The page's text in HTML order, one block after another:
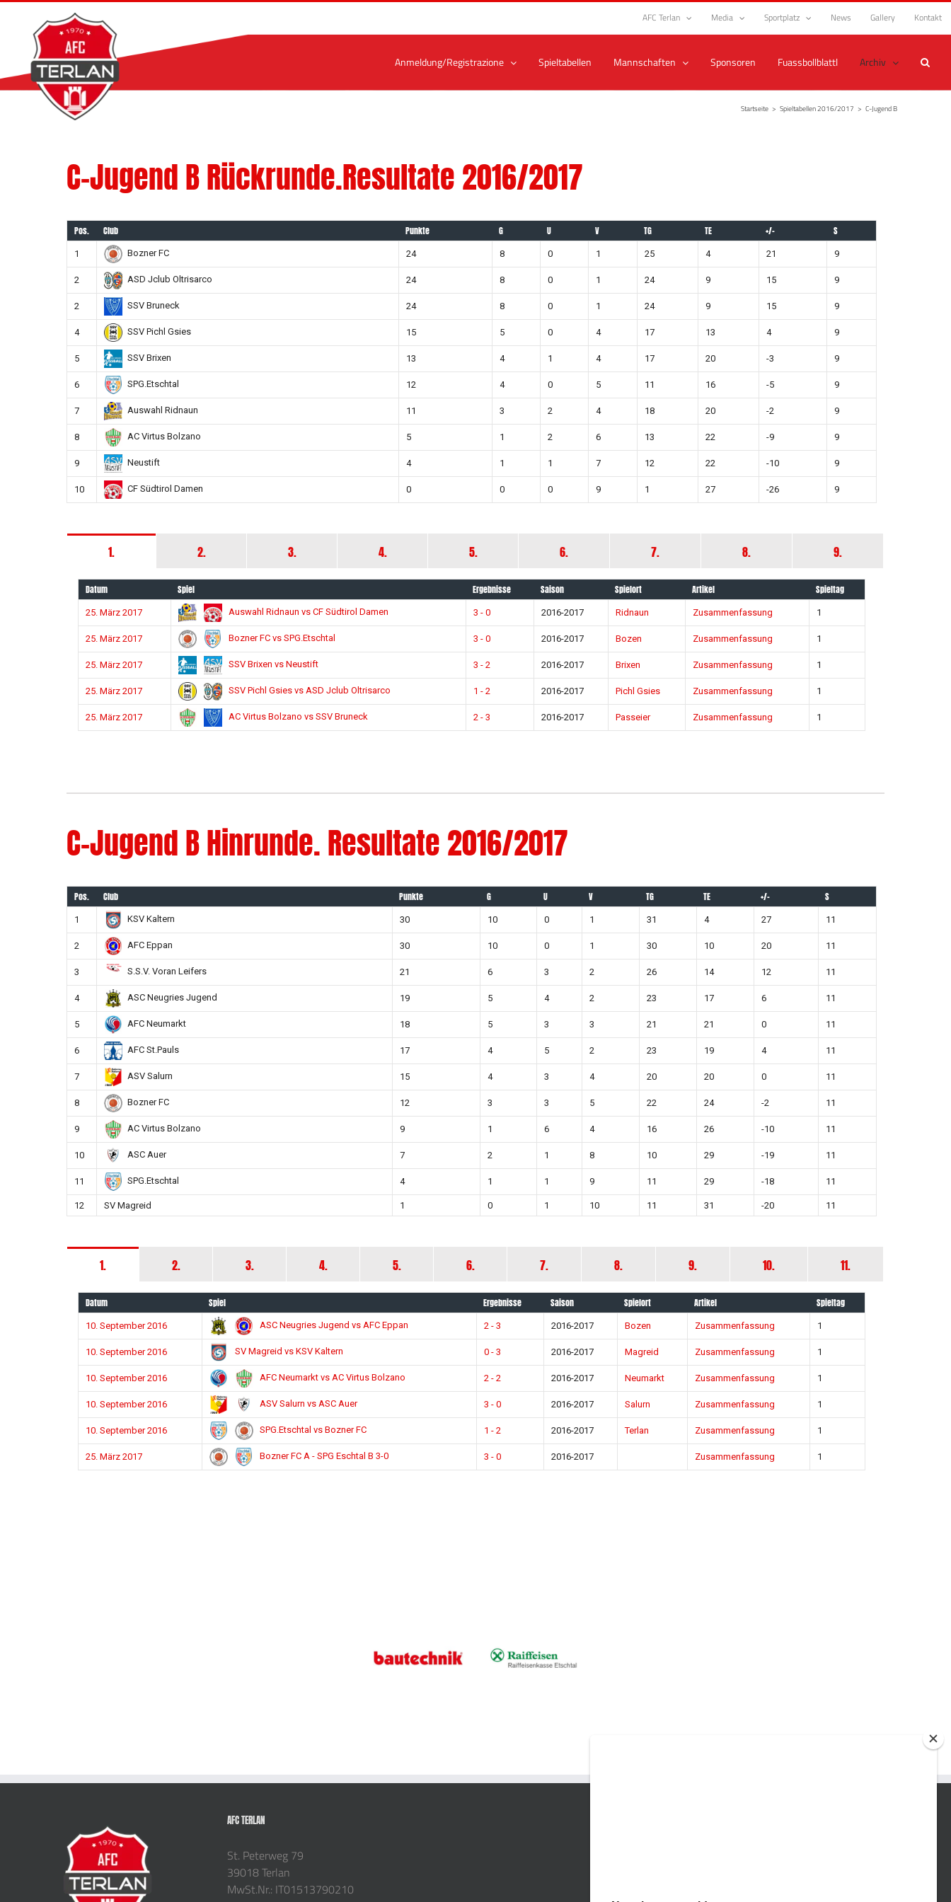
Zum
springen
AFC Terlan Media Sportplatz News Gallery Kontakt
Anmeldung/Registrazione Spieltabellen Mannschaften Sponsoren Fuassbollblattl Archiv
Startseite > Spieltabellen 2016/2017 > C-Jugend B
C-Jugend B Rückrunde.Resultate 2016/2017
Pos. Club Punkte G U V TG TE +/- S
1 Bozner FC 24 8 0 1 25 4 21 9
2 ASD Jclub Oltrisarco 24 8 0 1 24 9 15 9
2 SSV Bruneck 24 8 0 1 24 9 15 9
4 SSV Pichl Gsies 15 5 0 4 17 13 4 9
5 SSV Brixen 13 4 1 4 17 20 -3 9
6 SPG.Etschtal 12 4 0 5 11 16 -5 9
7 Auswahl Ridnaun 11 3 2 4 18 20 -2 9
8 AC Virtus Bolzano 5 1 2 6 13 22 -9 9
9 Neustift 4 1 1 7 12 22 -10 9
10 CF Südtirol Damen 0 0 0 9 1 27 -26 9
1. 2. 3. 4. 5. 6. 7. 8. 9.
Datum Spiel Ergebnisse Saison Spielort Artikel Spieltag
25. März 2017 Auswahl Ridnaun vs CF Südtirol Damen 3 - 0 2016-2017 Ridnaun Zusammenfassung 1
25. März 2017 Bozner FC vs SPG.Etschtal 3 - 0 2016-2017 Bozen Zusammenfassung 1
25. März 2017 SSV Brixen vs Neustift 3 - 2 2016-2017 Brixen Zusammenfassung 1
25. März 2017 SSV Pichl Gsies vs ASD Jclub Oltrisarco 1 - 2 2016-2017 Pichl Gsies Zusammenfassung 1
25. März 2017 AC Virtus Bolzano vs SSV Bruneck 2 - 3 2016-2017 Passeier Zusammenfassung 1
C-Jugend B Hinrunde. Resultate 2016/2017
Pos. Club Punkte G U V TG TE +/- S
1 KSV Kaltern 30 10 0 1 31 4 27 11
2 AFC Eppan 30 10 0 1 30 10 20 11
3 S.S.V. Voran Leifers 21 6 3 2 26 14 12 11
4 ASC Neugries Jugend 19 5 4 2 23 17 6 11
5 AFC Neumarkt 18 5 3 3 21 21 0 11
6 AFC St.Pauls 17 4 5 2 23 19 4 11
7 ASV Salurn 15 4 3 4 20 20 0 11
8 Bozner FC 12 3 3 5 22 24 -2 11
9 AC Virtus Bolzano 9 1 6 4 16 26 -10 11
10 ASC Auer 7 2 1 8 10 29 -19 11
11 SPG.Etschtal 4 1 1 9 11 29 -18 11
12 SV Magreid 1 0 1 10 11 31 -20 11
1. 2. 3. 4. 5. 6. 7. 8. 9. 10. 11.
Datum Spiel Ergebnisse Saison Spielort Artikel Spieltag
10. September 2016 ASC Neugries Jugend vs AFC Eppan 2 - 3 2016-2017 Bozen Zusammenfassung 1
10. September 2016 SV Magreid vs KSV Kaltern 0 - 3 2016-2017 Magreid Zusammenfassung 1
10. September 2016 AFC Neumarkt vs AC Virtus Bolzano 2 - 2 2016-2017 Neumarkt Zusammenfassung 1
10. September 2016 ASV Salurn vs ASC Auer 3 - 0 2016-2017 Salurn Zusammenfassung 1
10. September 2016 SPG.Etschtal vs Bozner FC 1 - 2 2016-2017 Terlan Zusammenfassung 1
25. März 2017 Bozner FC A - SPG Eschtal B 3-0 3 - 0 2016-2017 Zusammenfassung 1
AFC TERLAN
St. Peterweg 79
39018 Terlan
MwSt.Nr.: IT01513790210